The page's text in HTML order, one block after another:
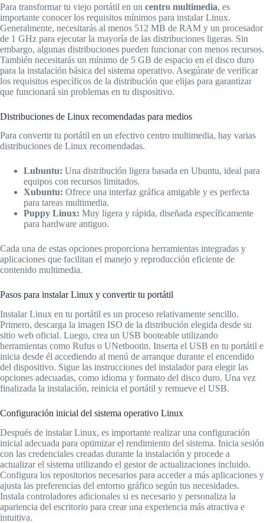
Para transformar tu viejo portátil en un centro multimedia, es
importante conocer los requisitos mínimos para instalar Linux.
Generalmente, necesitarás al menos 512 MB de RAM y un procesador
de 1 GHz para ejecutar la mayoría de las distribuciones ligeras. Sin
embargo, algunas distribuciones pueden funcionar con menos recursos.
También necesitarás un mínimo de 5 GB de espacio en el disco duro
para la instalación básica del sistema operativo. Asegúrate de verificar
los requisitos específicos de la distribución que elijas para garantizar
que funcionará sin problemas en tu dispositivo.
Distribuciones de Linux recomendadas para medios
Para convertir tu portátil en un efectivo centro multimedia, hay varias
distribuciones de Linux recomendadas.
Lubuntu: Una distribución ligera basada en Ubuntu, ideal para
equipos con recursos limitados.
Xubuntu: Ofrece una interfaz gráfica amigable y es perfecta
para tareas multimedia.
Puppy Linux: Muy ligera y rápida, diseñada específicamente
para hardware antiguo.
Cada una de estas opciones proporciona herramientas integradas y
aplicaciones que facilitan el manejo y reproducción eficiente de
contenido multimedia.
Pasos para instalar Linux y convertir tu portátil
Instalar Linux en tu portátil es un proceso relativamente sencillo.
Primero, descarga la imagen ISO de la distribución elegida desde su
sitio web oficial. Luego, crea un USB booteable utilizando
herramientas como Rufus o UNetbootin. Inserta el USB en tu portátil e
inicia desde él accediendo al menú de arranque durante el encendido
del dispositivo. Sigue las instrucciones del instalador para elegir las
opciones adecuadas, como idioma y formato del disco duro. Una vez
finalizada la instalación, reinicia el portátil y remueve el USB.
Configuración inicial del sistema operativo Linux
Después de instalar Linux, es importante realizar una configuración
inicial adecuada para optimizar el rendimiento del sistema. Inicia sesión
con las credenciales creadas durante la instalación y procede a
actualizar el sistema utilizando el gestor de actualizaciones incluido.
Configura los repositorios necesarios para acceder a más aplicaciones y
ajusta las preferencias del entorno gráfico según tus necesidades.
Instala controladores adicionales si es necesario y personaliza la
apariencia del escritorio para crear una experiencia más atractiva e
intuitiva.